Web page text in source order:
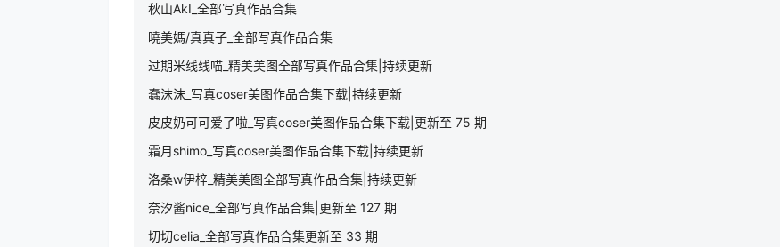
秋山AkI_全部写真作品合集
曉美媽/真真子_全部写真作品合集
过期米线线喵_精美美图全部写真作品合集|持续更新
蠢沫沫_写真coser美图作品合集下载|持续更新
皮皮奶可可爱了啦_写真coser美图作品合集下载|更新至 75 期
霜月shimo_写真coser美图作品合集下载|持续更新
洛桑w伊梓_精美美图全部写真作品合集|持续更新
奈汐酱nice_全部写真作品合集|更新至 127 期
切切celia_全部写真作品合集更新至 33 期